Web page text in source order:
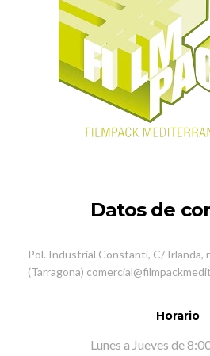
Datos de
Pol. Industrial Constantí, C/ Irlanda,
(Tarragona)
Horario
Lunes a Jueves de